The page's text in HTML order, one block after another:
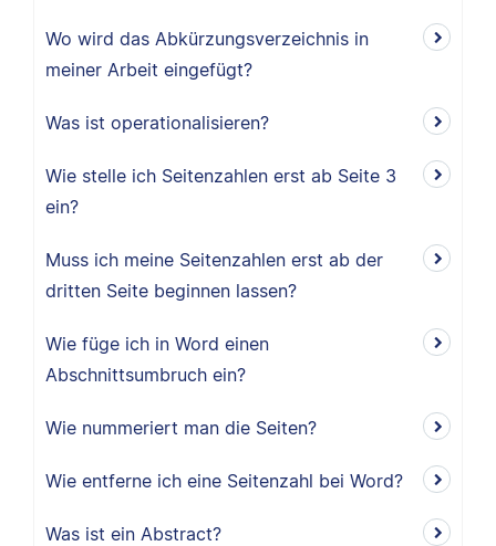
Wo wird das Abkürzungsverzeichnis in
meiner Arbeit eingefügt?
Was ist operationalisieren?
Wie stelle ich Seitenzahlen erst ab Seite 3
ein?
Muss ich meine Seitenzahlen erst ab der
dritten Seite beginnen lassen?
Wie füge ich in Word einen
Abschnittsumbruch ein?
Wie nummeriert man die Seiten?
Wie entferne ich eine Seitenzahl bei Word?
Was ist ein Abstract?